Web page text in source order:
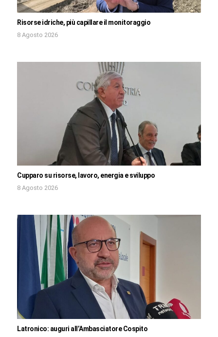
Risorse idriche, più capillare il monitoraggio
8 Agosto 2026
Cupparo su risorse, lavoro, energia e sviluppo
8 Agosto 2026
Latronico: auguri all’Ambasciatore Cospito